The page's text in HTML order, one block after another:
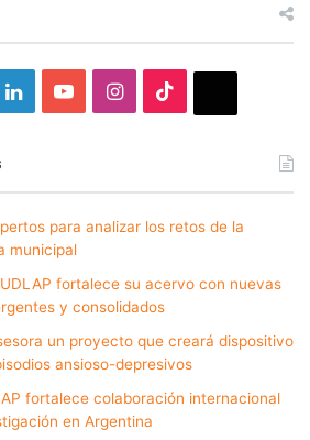
LinkedInYouTubeInstagram
para analizar los retos de la
municipal
fortalece su acervo con nuevas
y consolidados
un proyecto que creará dispositivo
ansioso-depresivos
fortalece colaboración internacional
en Argentina